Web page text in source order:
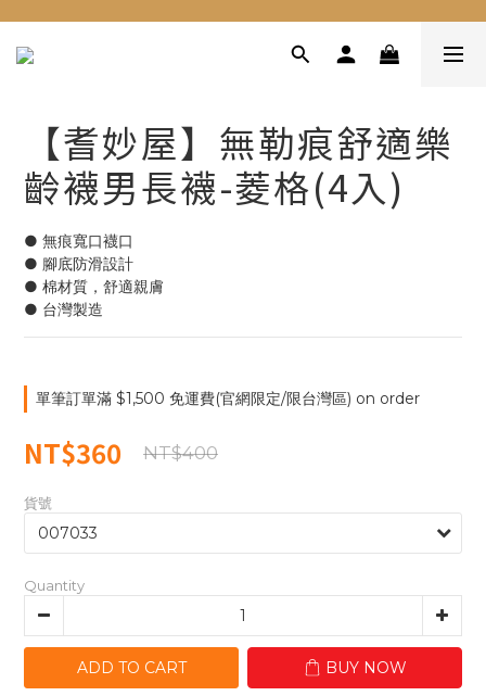
【耆妙屋】無勒痕舒適樂
齡襪男長襪-菱格(4入)
● 無痕寬口襪口
● 腳底防滑設計
● 棉材質，舒適親膚
● 台灣製造
單筆訂單滿 $1,500 免運費(官網限定/限台灣區) on order
NT$360 NT$400
貨號
Quantity
ADD TO CART BUY NOW